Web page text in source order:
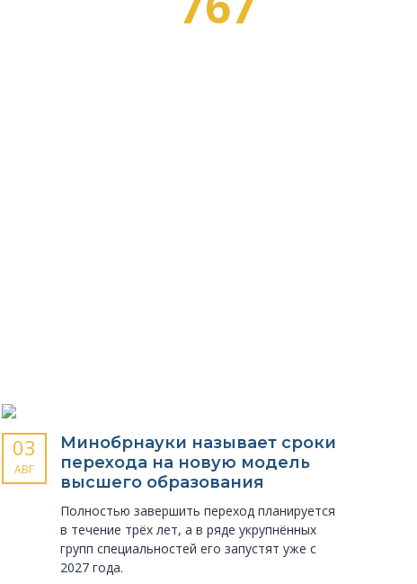
03
АВГ
Минобрнауки называет сроки
перехода на новую модель
высшего образования
Полностью завершить переход планируется
в течение трёх лет, а в ряде укрупнённых
групп специальностей его запустят уже с
2027 года.